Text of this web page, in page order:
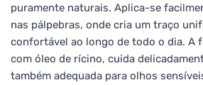
puramente naturais. Aplica-se
nas pálpebras, onde cria um traço
confortável ao longo de todo o dia. A
com óleo de rícino, cuida
também adequada para olhos